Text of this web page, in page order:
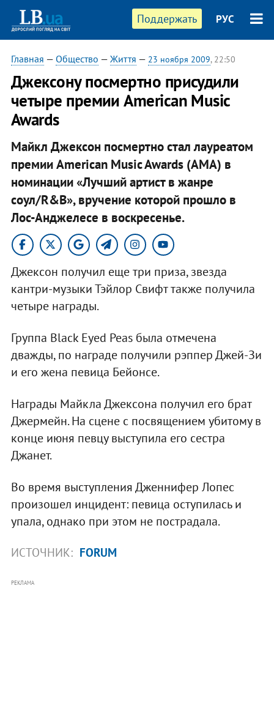
Поддержать РУС
Главная — Общество — Життя — 23 ноября 2009, 22:50
Джексону посмертно присудили
четыре премии American Music
Awards
Майкл Джексон посмертно стал лауреатом
премии American Music Awards (AMA) в
номинации «Лучший артист в жанре
соул/R&B», вручение которой прошло в
Лос-Анджелесе в воскресенье.
Джексон получил еще три приза, звезда
кантри-музыки Тэйлор Свифт также получила
четыре награды.
Группа Black Eyed Peas была отмечена
дважды, по награде получили рэппер Джей-Зи
и его жена певица Бейонсе.
Награды Майкла Джексона получил его брат
Джермейн. На сцене с посвящением убитому в
конце июня певцу выступила его сестра
Джанет.
Во время выступления Дженнифер Лопес
произошел инцидент: певица оступилась и
упала, однако при этом не пострадала.
ИСТОЧНИК: FORUM
РЕКЛАМА